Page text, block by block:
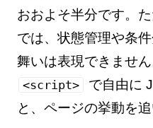
おおよそ半分です。
では、状態管理や条
舞いは表現できませ
<script>
で自由に
と、ページの挙動を